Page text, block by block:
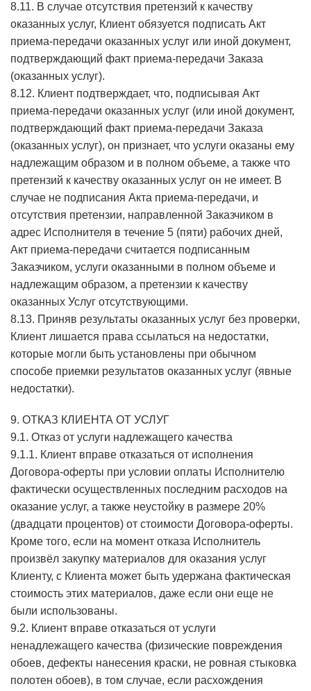
8.11. В случае отсутствия претензий к качеству
оказанных услуг, Клиент обязуется подписать Акт
приема-передачи оказанных услуг или иной документ,
подтверждающий факт приема-передачи Заказа
(оказанных услуг).
8.12. Клиент подтверждает, что, подписывая Акт
приема-передачи оказанных услуг (или иной документ,
подтверждающий факт приема-передачи Заказа
(оказанных услуг), он признает, что услуги оказаны ему
надлежащим образом и в полном объеме, а также что
претензий к качеству оказанных услуг он не имеет. В
случае не подписания Акта приема-передачи, и
отсутствия претензии, направленной Заказчиком в
адрес Исполнителя в течение 5 (пяти) рабочих дней,
Акт приема-передачи считается подписанным
Заказчиком, услуги оказанными в полном объеме и
надлежащим образом, а претензии к качеству
оказанных Услуг отсутствующими.
8.13. Приняв результаты оказанных услуг без проверки,
Клиент лишается права ссылаться на недостатки,
которые могли быть установлены при обычном
способе приемки результатов оказанных услуг (явные
недостатки).
9. ОТКАЗ КЛИЕНТА ОТ УСЛУГ
9.1. Отказ от услуги надлежащего качества
9.1.1. Клиент вправе отказаться от исполнения
Договора-оферты при условии оплаты Исполнителю
фактически осуществленных последним расходов на
оказание услуг, а также неустойку в размере 20%
(двадцати процентов) от стоимости Договора-оферты.
Кроме того, если на момент отказа Исполнитель
произвёл закупку материалов для оказания услуг
Клиенту, с Клиента может быть удержана фактическая
стоимость этих материалов, даже если они еще не
были использованы.
9.2. Клиент вправе отказаться от услуги
ненадлежащего качества (физические повреждения
обоев, дефекты нанесения краски, не ровная стыковка
полотен обоев), в том случае, если расхождения